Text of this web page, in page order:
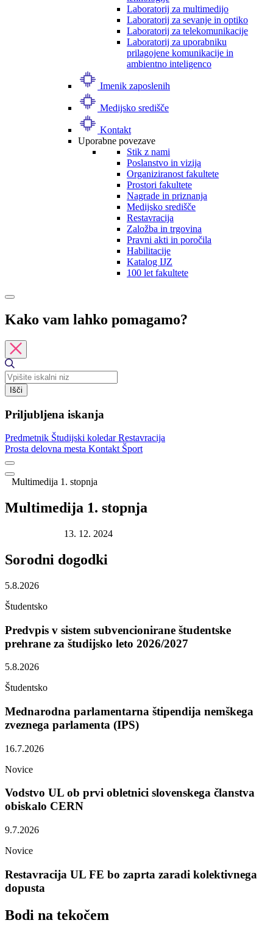
Laboratorij za multimedijo
Laboratorij za sevanje in optiko
Laboratorij za telekomunikacije
Laboratorij za uporabniku
prilagojene komunikacije in
ambientno inteligenco
Imenik zaposlenih
Medijsko središče
Kontakt
Uporabne povezave
Stik z nami
Poslanstvo in vizija
Organiziranost fakultete
Prostori fakultete
Nagrade in priznanja
Medijsko središče
Restavracija
Založba in trgovina
Pravni akti in poročila
Habilitacije
Katalog IJZ
100 let fakultete
Kako vam lahko pomagamo?
Išči
Priljubljena iskanja
Predmetnik Študijski koledarRestavracija
Prosta delovna mesta Kontakt Šport
Multimedija 1. stopnja
Multimedija 1. stopnja
13. 12. 2024
Sorodni dogodki
5.8.2026
Študentsko
Predvpis v sistem subvencionirane študentske
prehrane za študijsko leto 2026/2027
5.8.2026
Študentsko
Mednarodna parlamentarna štipendija nemškega
zveznega parlamenta (IPS)
16.7.2026
Novice
Vodstvo UL ob prvi obletnici slovenskega članstva
obiskalo CERN
9.7.2026
Novice
Restavracija UL FE bo zaprta zaradi kolektivnega
dopusta
Bodi na tekočem